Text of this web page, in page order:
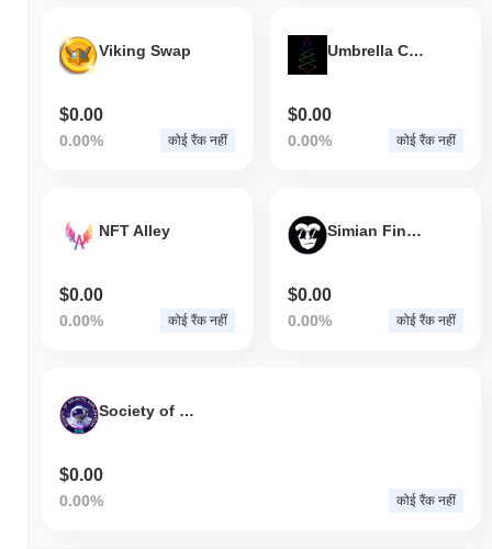
Viking Swap
$0.00
0.00% कोई रैंक नहीं
Umbrella Coin
$0.00
0.00% कोई रैंक नहीं
NFT Alley
$0.00
0.00% कोई रैंक नहीं
Simian Finance
$0.00
0.00% कोई रैंक नहीं
Society of Galactic Exploration
$0.00
0.00% कोई रैंक नहीं